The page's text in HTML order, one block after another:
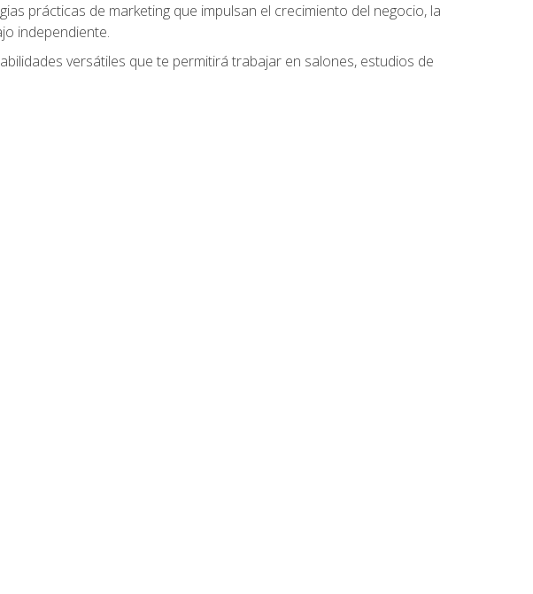
prácticas de marketing que impulsan el crecimiento del negocio, la
independiente.
versátiles que te permitirá trabajar en salones, estudios de